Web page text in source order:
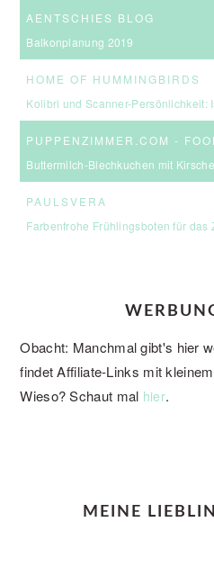
AENTSCHIES BLOG
Balkonplanung 2019
HOME OF HUMMINGBIRDS
Kolibri und Scanner-Persönlichkeit:
PUPPENZIMMER.COM -
Buttermilch-Blechkuchen mit
PAULSVERA
Farbenfrohe Frühlingsboten für das
Obacht: Manchmal gibt's hier
findet Affiliate-Links mit
Wieso? Schaut mal hier.
MEINE